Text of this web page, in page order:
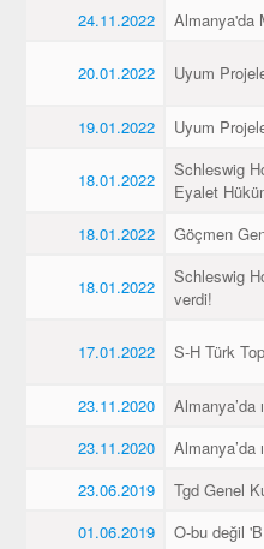
24.11.2022
Almanya'da
20.01.2022 Uyum
19.01.2022 Uyum
18.01.2022
Schleswig
Eyalet
18.01.2022
Göçmen
18.01.2022
Schleswig
verdi!
17.01.2022 S-H Türk
23.11.2020
Almanya’da
23.11.2020
Almanya’da
23.06.2019
Tgd Genel
01.06.2019
O-bu değil